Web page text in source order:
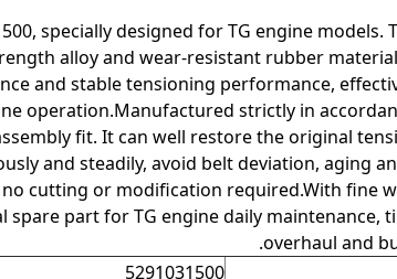
specially designed for TG engine models.
alloy and wear-resistant rubber
and stable tensioning performance,
operation.Manufactured strictly in
fit. It can well restore the original
and steadily, avoid belt deviation, aging
cutting or modification required.With fine
spare part for TG engine daily maintenance,
overhaul and
5291031500